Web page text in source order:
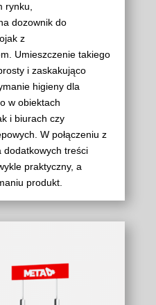
rynku,
dozownik do
z
Umieszczenie takiego
i zaskakująco
higieny dla
w obiektach
i biurach czy
W połączeniu z
dodatkowych treści
praktyczny, a
produkt.